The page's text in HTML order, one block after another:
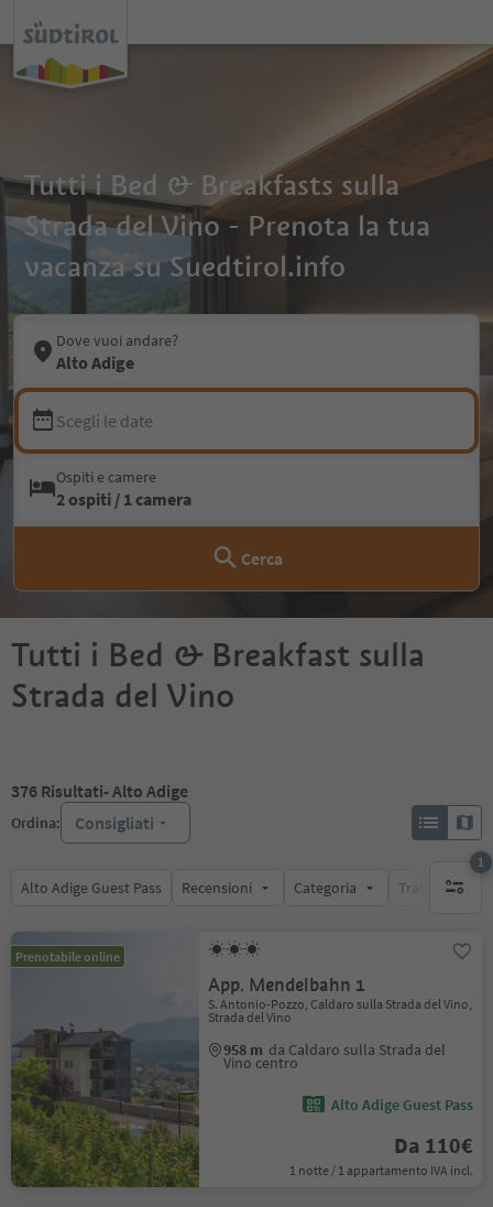
Tutti i Bed & Breakfasts sulla
Strada del Vino - Prenota la tua
vacanza su Suedtirol.info
Dove vuoi andare?
Alto Adige
Scegli le date
Ospiti e camere
2 ospiti / 1 camera
Cerca
Tutti i Bed & Breakfast sulla
Strada del Vino
376 Risultati- Alto Adige
Ordina: Consigliati
Alto Adige Guest Pass Recensioni Categoria Trattamento
1
1 filtro
Prenotabile online
App. Mendelbahn 1
S. Antonio-Pozzo, Caldaro sulla Strada del Vino,
Strada del Vino
958 m da Caldaro sulla Strada del
Vino centro
Alto Adige Guest Pass
Da 110€
1 notte / 1 appartamento IVA incl.